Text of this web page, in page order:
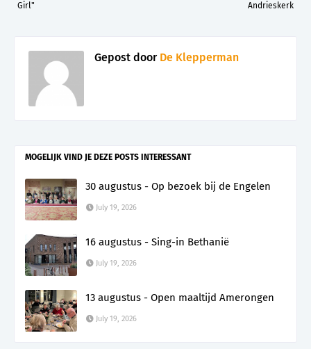
Andrieskerk
Girl"
Gepost doorDe Klepperman
MOGELIJK VIND JE DEZE POSTS INTERESSANT
30 augustus - Op bezoek bij de Engelen
July 19, 2026
16 augustus - Sing-in Bethanië
July 19, 2026
13 augustus - Open maaltijd Amerongen
July 19, 2026